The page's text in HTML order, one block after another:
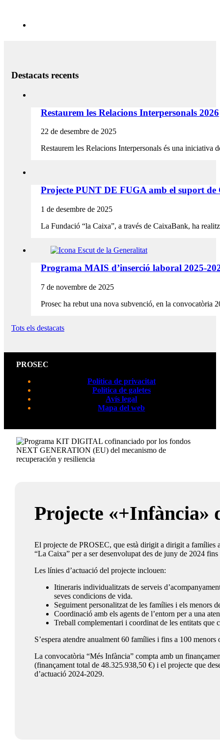
Destacats recents
Restaurem les Relacions Interpersonals 2026
22 de desembre de 2025
Restaurem les Relacions Interpersonals és una
Projecte PUNT DE FUGA amb el suport
1 de desembre de 2025
La Fundació “la Caixa”, a través de CaixaBank, ha
Programa MAIS d’inserció laboral 2025-
7 de novembre de 2025
Prosec ha rebut una nova subvenció, en la convocatòria
Tots els destacats
PROSEC
Política de privacitat
Política de galetes
Avís legal
Mapa del web
Projecte «+Infància»
El projecte de PROSEC, que està dirigit a dirigit a famílies
“La Caixa” per a ser desenvolupat des de juny de 2024
Les línies d’actuació del projecte inclouen:
Itineraris individualitzats de serveis
seves condicions de vida.
Seguiment personalitzat de les famílies i els menors
Coordinació amb els agents de l’entorn per a una
Treball complementari i coordinat de les entitats que
S’espera atendre anualment 60 famílies i fins a 100
La convocatòria “Més Infància” compta amb un
(finançament total de 48.325.938,50 €) i el projecte que
d’actuació 2024-2029.